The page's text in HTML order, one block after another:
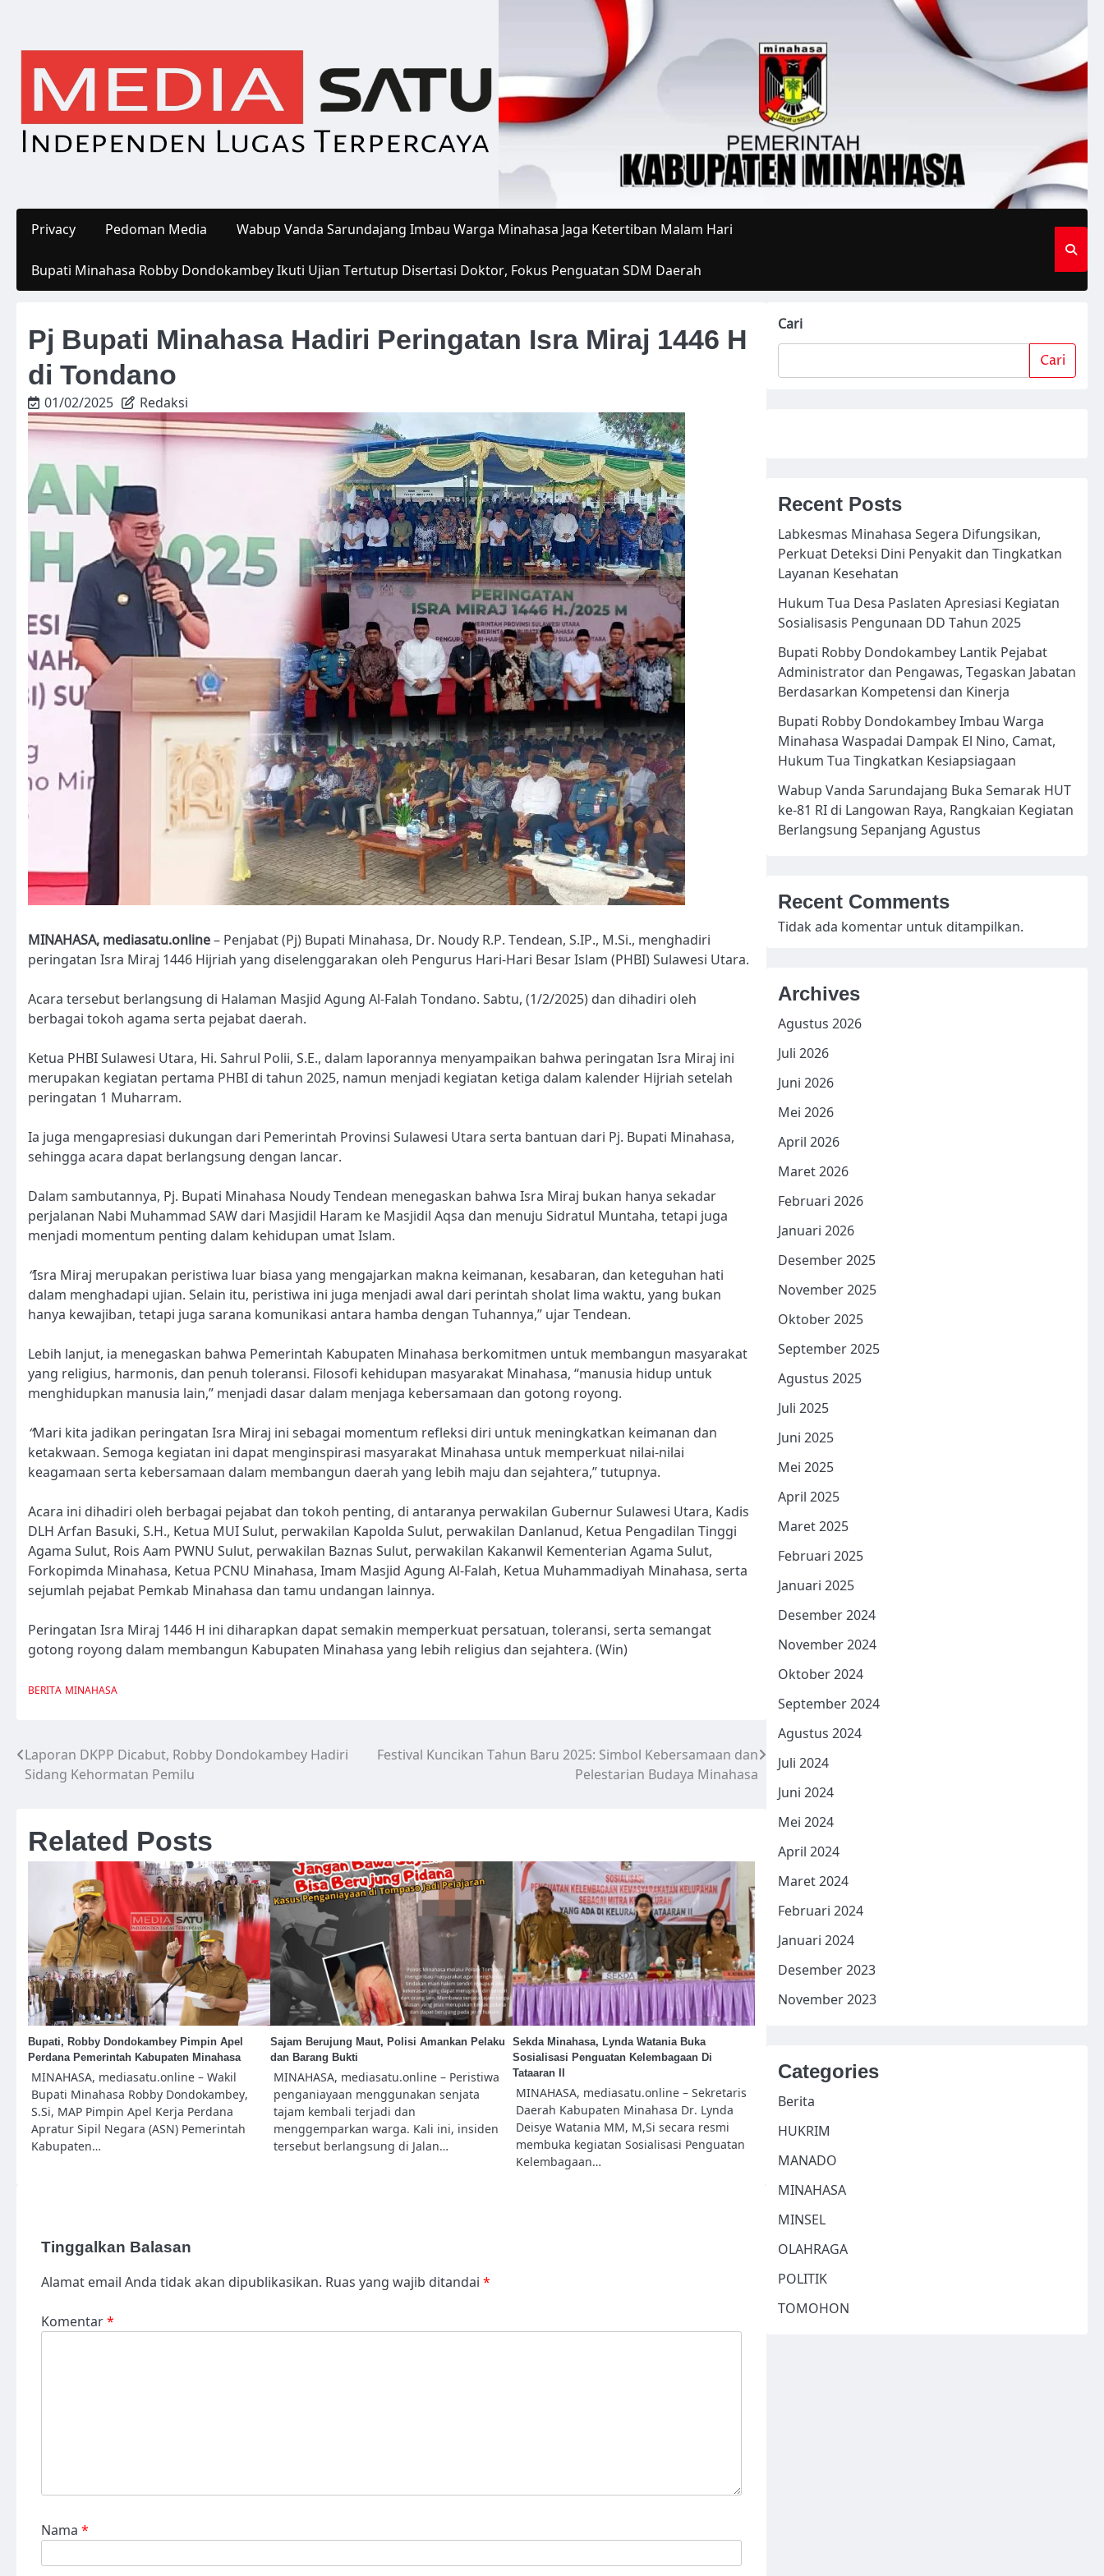
content
Privacy Pedoman Media Wabup Vanda Sarundajang Imbau Warga Minahasa Jaga Ketertiban Malam Hari
Bupati Minahasa Robby Dondokambey Ikuti Ujian Tertutup Disertasi Doktor, Fokus Penguatan SDM Daerah
Pj Bupati Minahasa Hadiri Peringatan Isra Miraj 1446 H
di Tondano
01/02/2025 Redaksi
MINAHASA, mediasatu.online– Penjabat (Pj) Bupati Minahasa, Dr. Noudy R.P. Tendean, S.IP., M.Si., menghadiri
peringatan Isra Miraj 1446 Hijriah yang diselenggarakan oleh Pengurus Hari-Hari Besar Islam (PHBI) Sulawesi Utara.
Acara tersebut berlangsung di Halaman Masjid Agung Al-Falah Tondano. Sabtu, (1/2/2025) dan dihadiri oleh
berbagai tokoh agama serta pejabat daerah.
Ketua PHBI Sulawesi Utara, Hi. Sahrul Polii, S.E., dalam laporannya menyampaikan bahwa peringatan Isra Miraj ini
merupakan kegiatan pertama PHBI di tahun 2025, namun menjadi kegiatan ketiga dalam kalender Hijriah setelah
peringatan 1 Muharram.
Ia juga mengapresiasi dukungan dari Pemerintah Provinsi Sulawesi Utara serta bantuan dari Pj. Bupati Minahasa,
sehingga acara dapat berlangsung dengan lancar.
Dalam sambutannya, Pj. Bupati Minahasa Noudy Tendean menegaskan bahwa Isra Miraj bukan hanya sekadar
perjalanan Nabi Muhammad SAW dari Masjidil Haram ke Masjidil Aqsa dan menuju Sidratul Muntaha, tetapi juga
menjadi momentum penting dalam kehidupan umat Islam.
“Isra Miraj merupakan peristiwa luar biasa yang mengajarkan makna keimanan, kesabaran, dan keteguhan hati
dalam menghadapi ujian. Selain itu, peristiwa ini juga menjadi awal dari perintah sholat lima waktu, yang bukan
hanya kewajiban, tetapi juga sarana komunikasi antara hamba dengan Tuhannya,” ujar Tendean.
Lebih lanjut, ia menegaskan bahwa Pemerintah Kabupaten Minahasa berkomitmen untuk membangun masyarakat
yang religius, harmonis, dan penuh toleransi. Filosofi kehidupan masyarakat Minahasa, “manusia hidup untuk
menghidupkan manusia lain,” menjadi dasar dalam menjaga kebersamaan dan gotong royong.
“Mari kita jadikan peringatan Isra Miraj ini sebagai momentum refleksi diri untuk meningkatkan keimanan dan
ketakwaan. Semoga kegiatan ini dapat menginspirasi masyarakat Minahasa untuk memperkuat nilai-nilai
keagamaan serta kebersamaan dalam membangun daerah yang lebih maju dan sejahtera,” tutupnya.
Acara ini dihadiri oleh berbagai pejabat dan tokoh penting, di antaranya perwakilan Gubernur Sulawesi Utara, Kadis
DLH Arfan Basuki, S.H., Ketua MUI Sulut, perwakilan Kapolda Sulut, perwakilan Danlanud, Ketua Pengadilan Tinggi
Agama Sulut, Rois Aam PWNU Sulut, perwakilan Baznas Sulut, perwakilan Kakanwil Kementerian Agama Sulut,
Forkopimda Minahasa, Ketua PCNU Minahasa, Imam Masjid Agung Al-Falah, Ketua Muhammadiyah Minahasa, serta
sejumlah pejabat Pemkab Minahasa dan tamu undangan lainnya.
Peringatan Isra Miraj 1446 H ini diharapkan dapat semakin memperkuat persatuan, toleransi, serta semangat
gotong royong dalam membangun Kabupaten Minahasa yang lebih religius dan sejahtera. (Win)
BERITA MINAHASA
Navigasi
Laporan DKPP Dicabut, Robby Dondokambey Hadiri
Sidang Kehormatan Pemilu
Festival Kuncikan Tahun Baru 2025: Simbol Kebersamaan dan
Pelestarian Budaya Minahasa
Related Posts
Bupati, Robby Dondokambey Pimpin Apel
Perdana Pemerintah Kabupaten Minahasa
MINAHASA, mediasatu.online – Wakil
Bupati Minahasa Robby Dondokambey,
S.Si, MAP Pimpin Apel Kerja Perdana
Apratur Sipil Negara (ASN) Pemerintah
Kabupaten…
Sajam Berujung Maut, Polisi Amankan Pelaku
dan Barang Bukti
MINAHASA, mediasatu.online – Peristiwa
penganiayaan menggunakan senjata
tajam kembali terjadi dan
menggemparkan warga. Kali ini, insiden
tersebut berlangsung di Jalan…
Sekda Minahasa, Lynda Watania Buka
Sosialisasi Penguatan Kelembagaan Di
Tataaran II
MINAHASA, mediasatu.online – Sekretaris
Daerah Kabupaten Minahasa Dr. Lynda
Deisye Watania MM, M,Si secara resmi
membuka kegiatan Sosialisasi Penguatan
Kelembagaan…
Tinggalkan Balasan
Alamat email Anda tidak akan dipublikasikan. Ruas yang wajib ditandai *
Komentar*
Nama *
Cari
Cari
Recent Posts
Labkesmas Minahasa Segera Difungsikan,
Perkuat Deteksi Dini Penyakit dan Tingkatkan
Layanan Kesehatan
Hukum Tua Desa Paslaten Apresiasi Kegiatan
Sosialisasis Pengunaan DD Tahun 2025
Bupati Robby Dondokambey Lantik Pejabat
Administrator dan Pengawas, Tegaskan Jabatan
Berdasarkan Kompetensi dan Kinerja
Bupati Robby Dondokambey Imbau Warga
Minahasa Waspadai Dampak El Nino, Camat,
Hukum Tua Tingkatkan Kesiapsiagaan
Wabup Vanda Sarundajang Buka Semarak HUT
ke-81 RI di Langowan Raya, Rangkaian Kegiatan
Berlangsung Sepanjang Agustus
Recent Comments
Tidak ada komentar untuk ditampilkan.
Archives
Agustus 2026
Juli 2026
Juni 2026
Mei 2026
April 2026
Maret 2026
Februari 2026
Januari 2026
Desember 2025
November 2025
Oktober 2025
September 2025
Agustus 2025
Juli 2025
Juni 2025
Mei 2025
April 2025
Maret 2025
Februari 2025
Januari 2025
Desember 2024
November 2024
Oktober 2024
September 2024
Agustus 2024
Juli 2024
Juni 2024
Mei 2024
April 2024
Maret 2024
Februari 2024
Januari 2024
Desember 2023
November 2023
Categories
Berita
HUKRIM
MANADO
MINAHASA
MINSEL
OLAHRAGA
POLITIK
TOMOHON